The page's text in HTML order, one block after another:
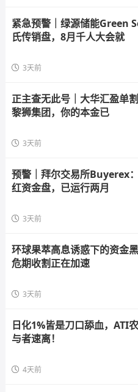
紧急预警｜绿源储能Green
氏传销盘，8月千人大会就
3天前
正主查无此号｜大华汇盈单
黎狮集团，你的本金已
3天前
预警｜拜尔交易所Buyerex
红资金盘，已运行两月
3天前
环球果萃高息诱惑下的资金
危期收割正在加速
3天前
日化1%皆是刀口舔血，ATI
与者速离！
4天前